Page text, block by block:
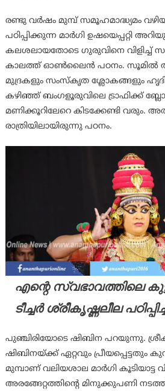
രണ്ടു വർഷം മുമ്പ് സമൂഹമാദ്ധ്യമം
പഠിപ്പിക്കുന്ന മാർഗി ഉഷയെപ്പറ്റി
കലശലായതോടെ ഗുരുവിനെ വിളിച്ച്
കാലത്ത് ഓൺലൈൻ പഠനം. സൂമിൽ
മുദ്രകളും സംസ്കൃത ശ്ലോകങ്ങളും
കഴിഞ്ഞ് ബംഗളൂരുവിലെ ട്രാഫിക്ക്
മണിക്കൂറിലേറെ കിടക്കേണ്ടി വരും.
രാത്രിയിലായിരുന്നു പഠനം.
എന്റെ സ്വഭാവത്തിലെ
ടീച്ചർ ശ്രീകൃഷ്ണലീല
പുഞ്ചിരിയോടെ ഷിബിന പറയുന്നു.
ഷിബിനയ്‌ക്ക് ഏറ്റവും പ്രീയപ്പെട്ടതും
മുമ്പാണ് വലിയശാല മാർഗി കൂടിയാട്ട
അരങ്ങേറ്റത്തിന്റെ മിനുക്കുപണി